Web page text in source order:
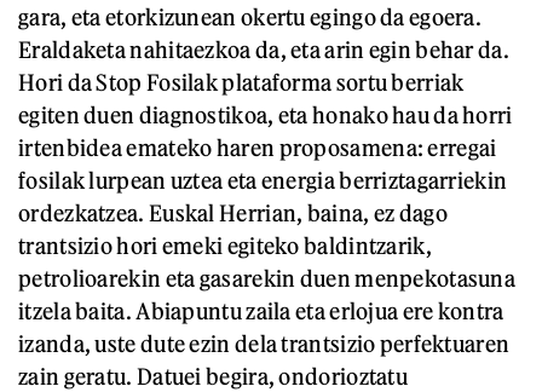
gara, eta etorkizunean okertu egingo da egoera.
Eraldaketa nahitaezkoa da, eta arin egin behar da.
Hori da Stop Fosilak plataforma sortu berriak
egiten duen diagnostikoa, eta honako hau da horri
irtenbidea emateko haren proposamena: erregai
fosilak lurpean uztea eta energia berriztagarriekin
ordezkatzea. Euskal Herrian, baina, ez dago
trantsizio hori emeki egiteko baldintzarik,
petrolioarekin eta gasarekin duen menpekotasuna
itzela baita. Abiapuntu zaila eta erlojua ere kontra
izanda, uste dute ezin dela trantsizio perfektuaren
zain geratu. Datuei begira, ondorioztatu